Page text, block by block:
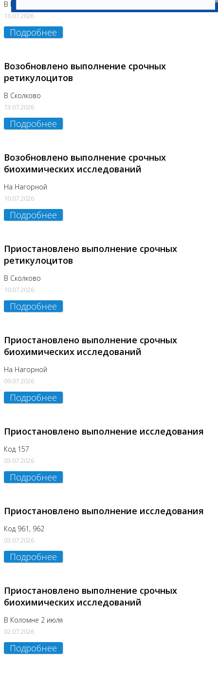
В Бутово
13.07.2026
Подробнее
Возобновлено выполнение срочных
ретикулоцитов
В Сколково
13.07.2026
Подробнее
Возобновлено выполнение срочных
биохимических исследований
На Нагорной
10.07.2026
Подробнее
Приостановлено выполнение срочных
ретикулоцитов
В Сколково
10.07.2026
Подробнее
Приостановлено выполнение срочных
биохимических исследований
На Нагорной
09.07.2026
Подробнее
Приостановлено выполнение исследования
Код 157
03.07.2026
Подробнее
Приостановлено выполнение исследования
Код 961, 962
03.07.2026
Подробнее
Приостановлено выполнение срочных
биохимических исследований
В Коломне 2 июля
02.07.2026
Подробнее